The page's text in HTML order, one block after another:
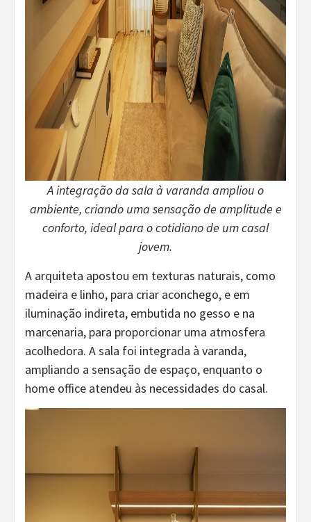
A integração da sala à varanda ampliou o
ambiente, criando uma sensação de amplitude e
conforto, ideal para o cotidiano de um casal
jovem.
A arquiteta apostou em texturas naturais, como
madeira e linho, para criar aconchego, e em
iluminação indireta, embutida no gesso e na
marcenaria, para proporcionar uma atmosfera
acolhedora. A sala foi integrada à varanda,
ampliando a sensação de espaço, enquanto o
home office atendeu às necessidades do casal.